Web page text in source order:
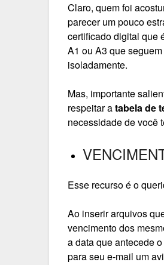
Claro, quem foi
parecer um pouco
certificado digital que
A1 ou A3 que
isoladamente.
Mas, importante
respeitar atabela de
necessidade de você
Esse recurso é o
Ao inserir arquivos
vencimento dos
a data que antecede
para seu e-mail um